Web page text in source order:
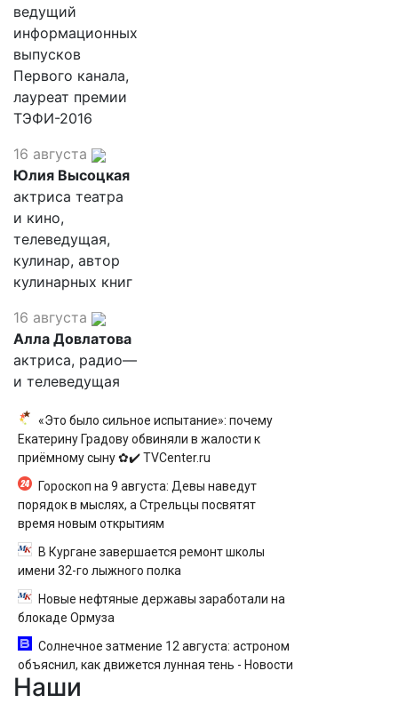
ведущий
информационных
выпусков
Первого канала,
лауреат премии
ТЭФИ-2016
16 августа
Юлия Высоцкая
актриса театра
и кино,
телеведущая,
кулинар, автор
кулинарных книг
16 августа
Алла Довлатова
актриса, радио—
и телеведущая
«Это было сильное испытание»: почему
Екатерину Градову обвиняли в жалости к
приёмному сыну ✿✔️ TVCenter.ru
Гороскоп на 9 августа: Девы наведут
порядок в мыслях, а Стрельцы посвятят
время новым открытиям
В Кургане завершается ремонт школы
имени 32-го лыжного полка
Новые нефтяные державы заработали на
блокаде Ормуза
Солнечное затмение 12 августа: астроном
объяснил, как движется лунная тень - Новости
на Вести.ru
Наши